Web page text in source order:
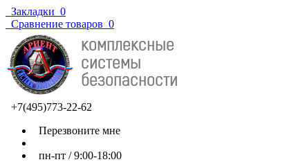
Закладки 0
Сравнение товаров 0
+7(495)773-22-62
Перезвоните мне
пн-пт / 9:00-18:00